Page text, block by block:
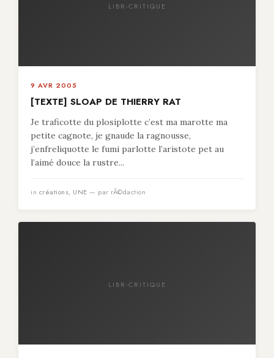
LIBR-CRITIQUE
9 AVR 2005
[TEXTE] SLOAP DE THIERRY RAT
Je traficotte du plosiplotte c’est ma marotte ma
petite cagnote, je gnaude la ragnousse,
j’enfreliquotte le fumi parlotte l’aristote pet au
l’aimé douce la rustre...
in créations, UNE — par rÃ©daction
LIBR-CRITIQUE